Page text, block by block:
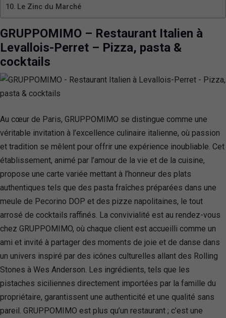
Le Zinc du Marché
GRUPPOMIMO – Restaurant Italien à
Levallois-Perret – Pizza, pasta &
cocktails
Au cœur de Paris, GRUPPOMIMO se distingue comme une
véritable invitation à l’excellence culinaire italienne, où passion
et tradition se mêlent pour offrir une expérience inoubliable. Cet
établissement, animé par l’amour de la vie et de la cuisine,
propose une carte variée mettant à l’honneur des plats
authentiques tels que des pasta fraîches préparées dans une
meule de Pecorino DOP et des pizze napolitaines, le tout
arrosé de cocktails raffinés. La convivialité est au rendez-vous
chez GRUPPOMIMO, où chaque client est accueilli comme un
ami et invité à partager des moments de joie et de danse dans
un univers inspiré par des icônes culturelles allant des Rolling
Stones à Wes Anderson. Les ingrédients, tels que les
pistaches siciliennes directement importées par la famille du
propriétaire, garantissent une authenticité et une qualité sans
pareil. GRUPPOMIMO est plus qu’un restaurant ; c’est une